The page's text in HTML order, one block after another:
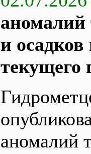
аномалий
и
текущего
аномалий